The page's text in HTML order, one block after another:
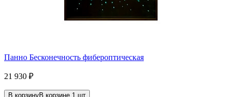
Панно Бесконечность фибероптическая
21 930 ₽
В корзинуВ корзине 1 шт